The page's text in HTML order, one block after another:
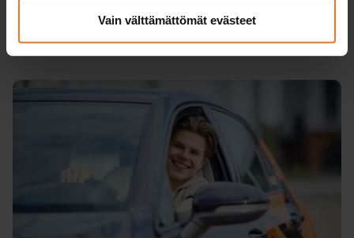
Vain välttämättömät evästeet